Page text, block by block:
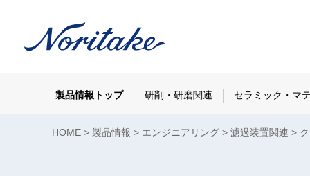
製品情報トップ 研削・研磨関連 セラミック・マ
HOME 製品情報 エンジニアリング 濾過装置関連